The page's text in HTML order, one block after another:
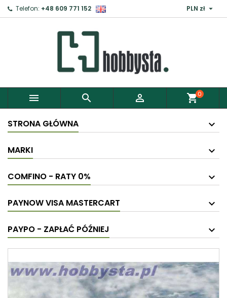
Telefon: +48 609 771 152 PLN zł 
   shopping_cart0
STRONA GŁÓWNA
MARKI
COMFINO - RATY 0%
PAYNOW VISA MASTERCART
PAYPO - ZAPŁAĆ PÓŹNIEJ